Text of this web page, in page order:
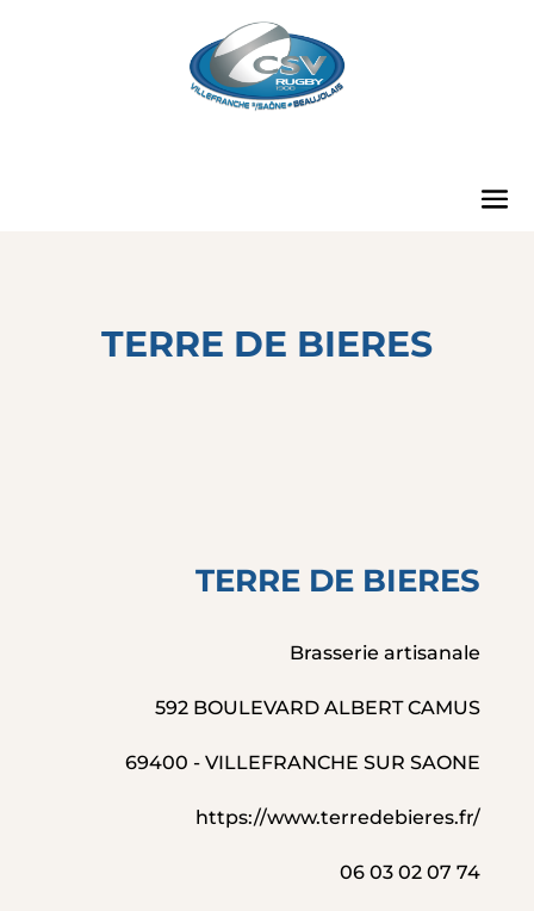
TERRE DE BIERES
TERRE DE BIERES
Brasserie artisanale
592 BOULEVARD ALBERT CAMUS
69400 - VILLEFRANCHE SUR SAONE
https://www.terredebieres.fr/
06 03 02 07 74